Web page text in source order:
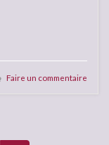
Faire un commentaire